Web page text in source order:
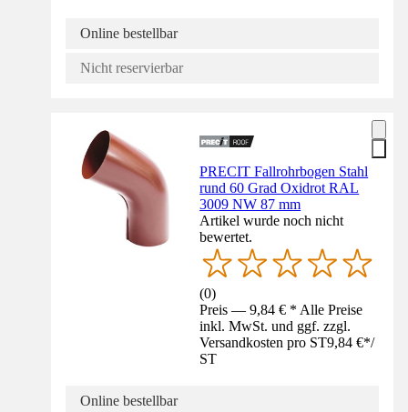
Online bestellbar
Nicht reservierbar
PRECIT Fallrohrbogen Stahl
rund 60 Grad Oxidrot RAL
3009 NW 87 mm
Artikel wurde noch nicht
bewertet.
(0)
Preis — 9,84 € * Alle Preise
inkl. MwSt. und ggf. zzgl.
Versandkosten pro ST9,84 €*/
ST
Online bestellbar